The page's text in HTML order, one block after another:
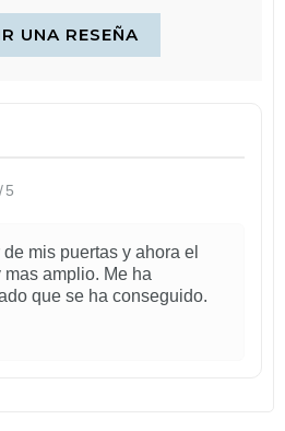
UNA RESEÑA
5
mis puertas y ahora el
amplio. Me ha
que se ha conseguido.